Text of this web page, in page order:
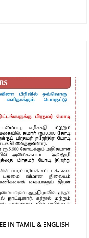
IN TAMIL & ENGLISH